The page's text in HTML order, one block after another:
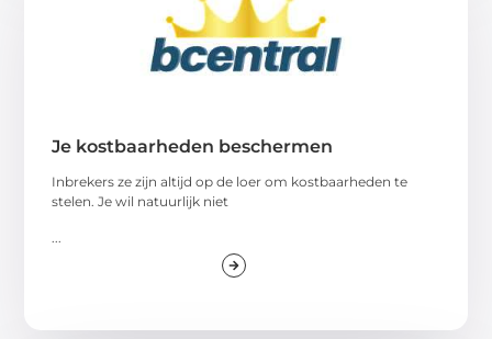
Je kostbaarheden beschermen
Inbrekers ze zijn altijd op de loer om kostbaarheden te
stelen. Je wil natuurlijk niet